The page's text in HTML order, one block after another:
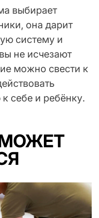
выбирает
она дарит
систему и
не исчезают
можно свести к
себе и ребёнку.